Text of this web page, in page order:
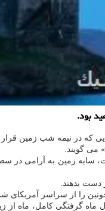
بود.
سایه زمین به آرامی در
را از سراسر آمریکای
ماه گرفتگی کامل، ماه